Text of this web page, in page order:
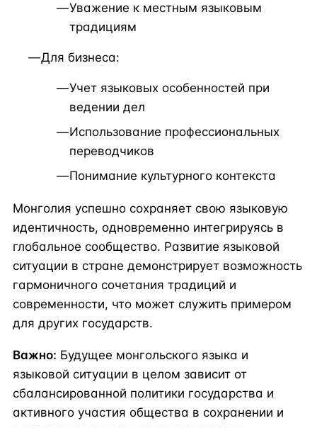
Уважение к местным языковым
традициям
Для бизнеса:
Учет языковых особенностей при
ведении дел
Использование профессиональных
переводчиков
Понимание культурного контекста
Монголия успешно сохраняет свою языковую
идентичность, одновременно интегрируясь в
глобальное сообщество. Развитие языковой
ситуации в стране демонстрирует возможность
гармоничного сочетания традиций и
современности, что может служить примером
для других государств.
Важно: Будущее монгольского языка и
языковой ситуации в целом зависит от
сбалансированной политики государства и
активного участия общества в сохранении и